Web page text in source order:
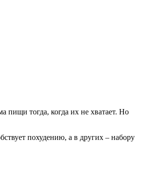
пищи тогда, когда их не хватает. Но
похудению, а в других – набору